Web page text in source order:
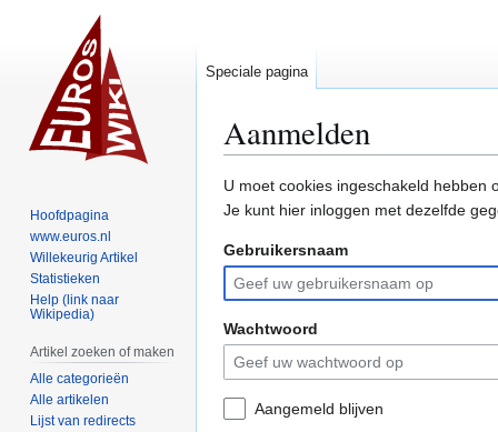
Aanmelden
Naar
navigatie
Naar
zoeken
U moet cookies ingeschakeld hebben
Je kunt hier inloggen met dezelfde
Gebruikersnaam
Wachtwoord
Aangemeld blijven
Speciale pagina
Hoofdpagina
www.euros.nl
Willekeurig Artikel
Statistieken
Help (link naar
Wikipedia)
Artikel zoeken of maken
Alle categorieën
Alle artikelen
Lijst van redirects